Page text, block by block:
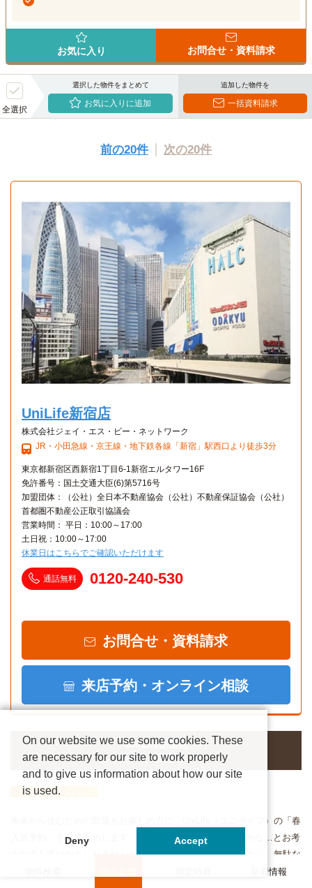
お気に入り お問合せ・資料請求
全選択
選択した物件をまとめて
お気に入りに追加
追加した物件を
一括資料請求
前の20件 次の20件
UniLife新宿店
株式会社ジェイ・エス・ビー・ネットワーク
JR・小田急線・京王線・地下鉄各線「新宿」駅西口より徒歩3分
東京都新宿区西新宿1丁目6-1新宿エルタワー16F
免許番号：国土交通大臣(6)第5716号
加盟団体：（公社）全日本不動産協会（公社）不動産保証協会（公社）
首都圏不動産公正取引協議会
営業時間： 平日：10:00～17:00
土日祝：10:00～17:00
休業日はこちらでご確認いただけます
通話無料 0120-240-530
お問合せ・資料請求
来店予約・オンライン相談
UniLife新宿店
より受験生&保護者の方へ
春入居予約受付中！
来春から住むための部屋をお探しの方に、UniLife（ユニライフ）の「春
入居予約」をおすすめします。お部屋探しはまだ先でいいかな…とお考
えの方も多いかもしれませんが、UniLifeの「春入居予約」なら、無駄な
費用をかけずに、かつ希望のお部屋を、いち早く納得の条件で押さえる
新着情報
On our website we use some cookies. These
are necessary for our site to work properly
and to give us information about how our site
is used.
Deny Accept